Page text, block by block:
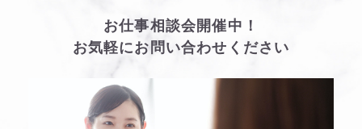
お仕事相談会開催中！
お気軽にお問い合わせください